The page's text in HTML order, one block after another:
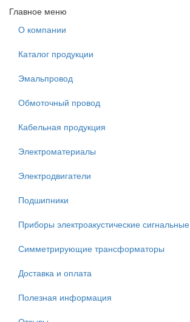
Главное меню
О компании
Каталог продукции
Эмальпровод
Обмоточный провод
Кабельная продукция
Электроматериалы
Электродвигатели
Подшипники
Приборы электроакустические сигнальные
Симметрирующие трансформаторы
Доставка и оплата
Полезная информация